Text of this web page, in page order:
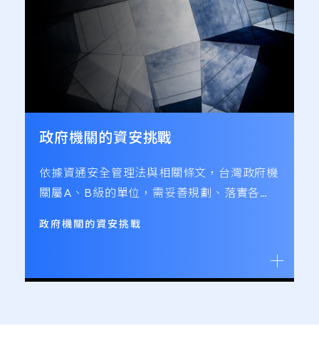
政府機關的資安挑戰
依據資通安全管理法與相關條文，台灣政府機
關屬A、B級的單位，需妥善規劃、落實各項
多、完整個人資料，若因攻擊事件外洩，造成
政府機關的資安挑戰